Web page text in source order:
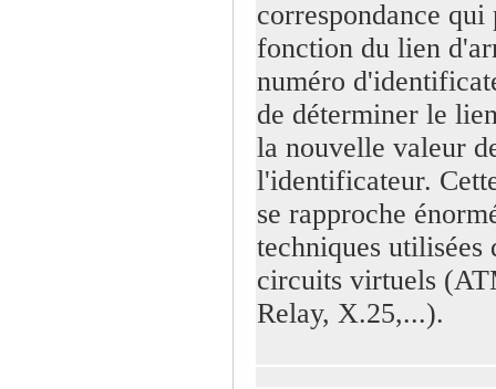
correspondance qui
fonction du lien
numéro
de déterminer le
la nouvelle valeur
l'identificateur.
se rapproche
techniques utilisées
circuits virtuels
Relay, X.25,...).